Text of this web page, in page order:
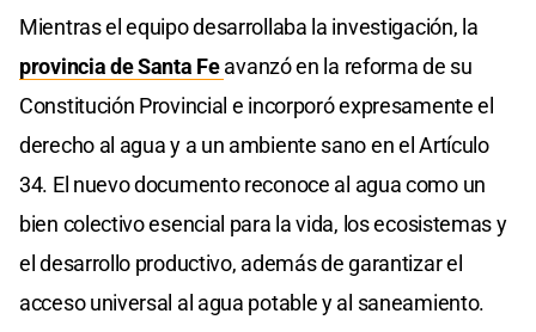
Mientras el equipo desarrollaba la investigación, la
provincia de Santa Feavanzó en la reforma de su
Constitución Provincial e incorporó expresamente el
derecho al agua y a un ambiente sano en el Artículo
34. El nuevo documento reconoce al agua como un
bien colectivo esencial para la vida, los ecosistemas y
el desarrollo productivo, además de garantizar el
acceso universal al agua potable y al saneamiento.